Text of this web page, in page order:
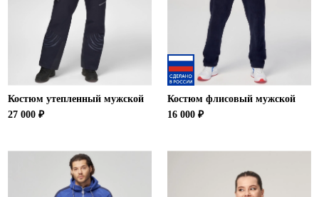
Костюм утепленный мужской
27 000 ₽
Костюм флисовый мужской
16 000 ₽